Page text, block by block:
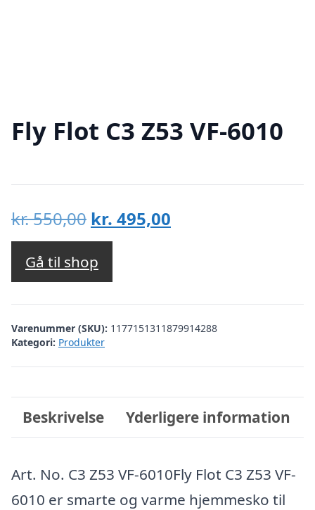
Fly Flot C3 Z53 VF-6010
kr.550,00 Den
oprindelige
pris
var:
kr. 550,00.
kr. 495,00
kr. 495,00.
Gå til shop
Varenummer (SKU): 1177151311879914288
Kategori: Produkter
Beskrivelse Yderligere information
Art. No. C3 Z53 VF-6010Fly Flot C3 Z53 VF-
6010 er smarte og varme hjemmesko til